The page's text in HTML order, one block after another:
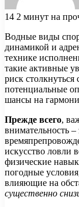
14 2 минут на
Водные виды
динамикой и
технике
такие активные
риск
потенциальные
шансы на
Прежде всего,
внимательность
искусство ловли
физические
погодные
влияющие на
существенно